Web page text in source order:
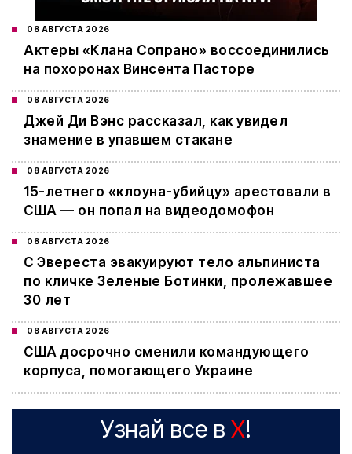
08 АВГУСТА 2026
Актеры «Клана Сопрано» воссоединились
на похоронах Винсента Пасторе
08 АВГУСТА 2026
Джей Ди Вэнс рассказал, как увидел
знамение в упавшем стакане
08 АВГУСТА 2026
15-летнего «клоуна-убийцу» арестовали в
США — он попал на видеодомофон
08 АВГУСТА 2026
С Эвереста эвакуируют тело альпиниста
по кличке Зеленые Ботинки, пролежавшее
30 лет
08 АВГУСТА 2026
США досрочно сменили командующего
корпуса, помогающего Украине
Узнай все в X!